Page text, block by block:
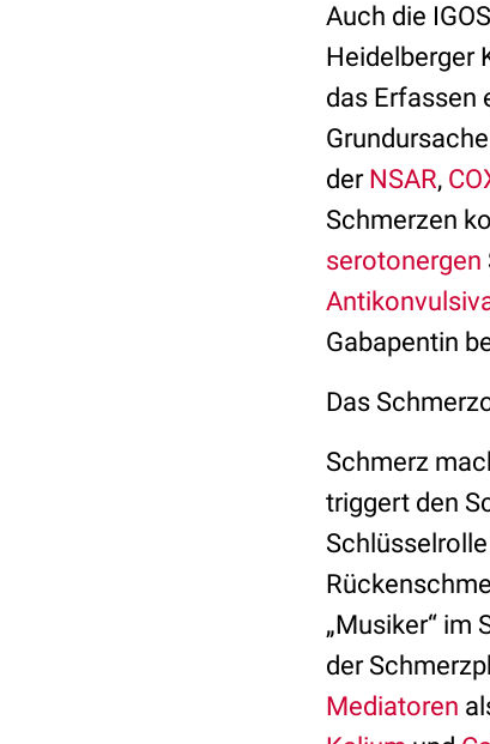
Auch die
Heidelberger
das Erfassen
der NSAR,
Schmerzen
serotonergen
Gabapentin
Das
Schmerz
triggert den
„Musiker“ im
der
Mediatoren